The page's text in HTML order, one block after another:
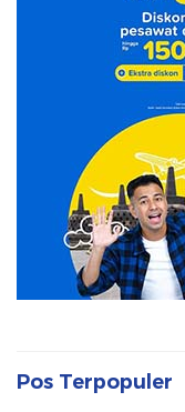
Pos Terpopuler